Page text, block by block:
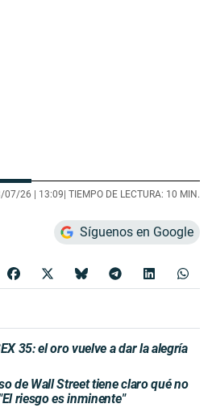
07/26 | 13:09 | TIEMPO DE LECTURA: 10 MIN.
Síguenos en Google
35: el oro vuelve a dar la alegría
de Wall Street tiene claro qué no
riesgo es inminente"